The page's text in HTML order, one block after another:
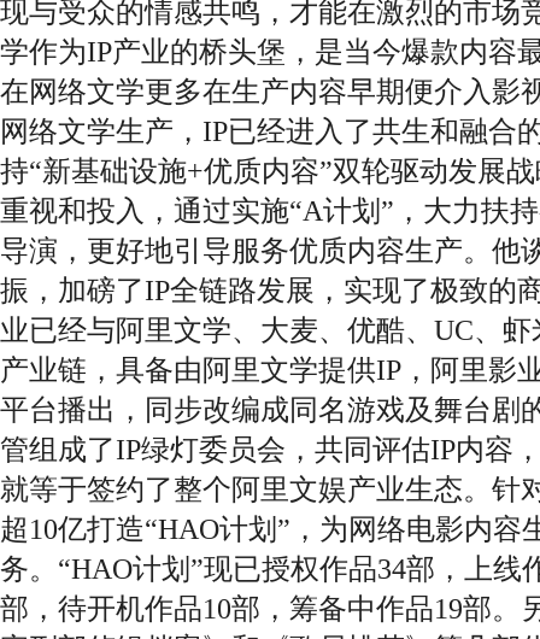
现与受众的情感共鸣，才能在激烈的市场
学作为IP产业的桥头堡，是当今爆款内容
在网络文学更多在生产内容早期便介入影
网络文学生产，IP已经进入了共生和融合
持“新基础设施+优质内容”双轮驱动发展
重视和投入，通过实施“A计划”，大力扶
导演，更好地引导服务优质内容生产。他
振，加磅了IP全链路发展，实现了极致的
业已经与阿里文学、大麦、优酷、UC、
产业链，具备由阿里文学提供IP，阿里影
平台播出，同步改编成同名游戏及舞台剧
管组成了IP绿灯委员会，共同评估IP内容
就等于签约了整个阿里文娱产业生态。针
超10亿打造“HAO计划”，为网络电影内容
务。“HAO计划”现已授权作品34部，上线
部，待开机作品10部，筹备中作品19部。